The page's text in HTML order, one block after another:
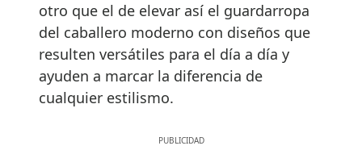
otro que el de elevar así el guardarropa
del caballero moderno con diseños que
resulten versátiles para el día a día y
ayuden a marcar la diferencia de
cualquier estilismo.